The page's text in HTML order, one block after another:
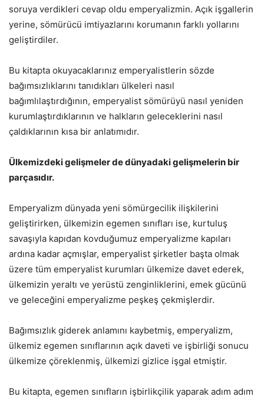
soruya verdikleri cevap oldu emperyalizmin. Açık işgallerin
yerine, sömürücü imtiyazlarını korumanın farklı yollarını
geliştirdiler.
Bu kitapta okuyacaklarınız emperyalistlerin sözde
bağımsızlıklarını tanıdıkları ülkeleri nasıl
bağımlılaştırdığının, emperyalist sömürüyü nasıl yeniden
kurumlaştırdıklarının ve halkların geleceklerini nasıl
çaldıklarının kısa bir anlatımıdır.
Ülkemizdeki gelişmeler de dünyadaki gelişmelerin bir
parçasıdır.
Emperyalizm dünyada yeni sömürgecilik ilişkilerini
geliştirirken, ülkemizin egemen sınıfları ise, kurtuluş
savaşıyla kapıdan kovduğumuz emperyalizme kapıları
ardına kadar açmışlar, emperyalist şirketler başta olmak
üzere tüm emperyalist kurumları ülkemize davet ederek,
ülkemizin yeraltı ve yerüstü zenginliklerini, emek gücünü
ve geleceğini emperyalizme peşkeş çekmişlerdir.
Bağımsızlık giderek anlamını kaybetmiş, emperyalizm,
ülkemiz egemen sınıflarının açık daveti ve işbirliği sonucu
ülkemize çöreklenmiş, ülkemizi gizlice işgal etmiştir.
Bu kitapta, egemen sınıfların işbirlikçilik yaparak adım adım